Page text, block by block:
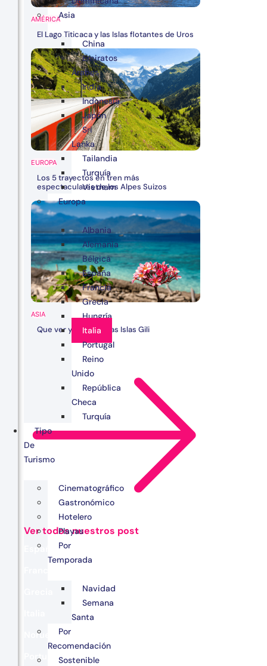
AMÉRICA
El Lago Titicaca y las Islas flotantes de Uros
EUROPA
Los 5 trayectos en tren más
espectaculares de los Alpes Suizos
ASIA
Que ver y hacer en las Islas Gili
Ver todos nuestros post
España
Noruega
Portugal
Asia
China
Emiratos
Árabes
India
Indonesia
Japón
Sri
Lanka
Tailandia
Turquía
Vietnam
Europa
Albania
Alemania
Bélgica
España
Francia
Grecia
Hungría
Italia
Portugal
Reino
Unido
República
Checa
Turquía
Tipo
De
Turismo
Cinematográfico
Gastronómico
Hotelero
Playas
Por
Temporada
Navidad
Semana
Santa
Por
Recomendación
Sostenible